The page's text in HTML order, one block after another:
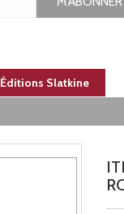
Éditions Slatkine